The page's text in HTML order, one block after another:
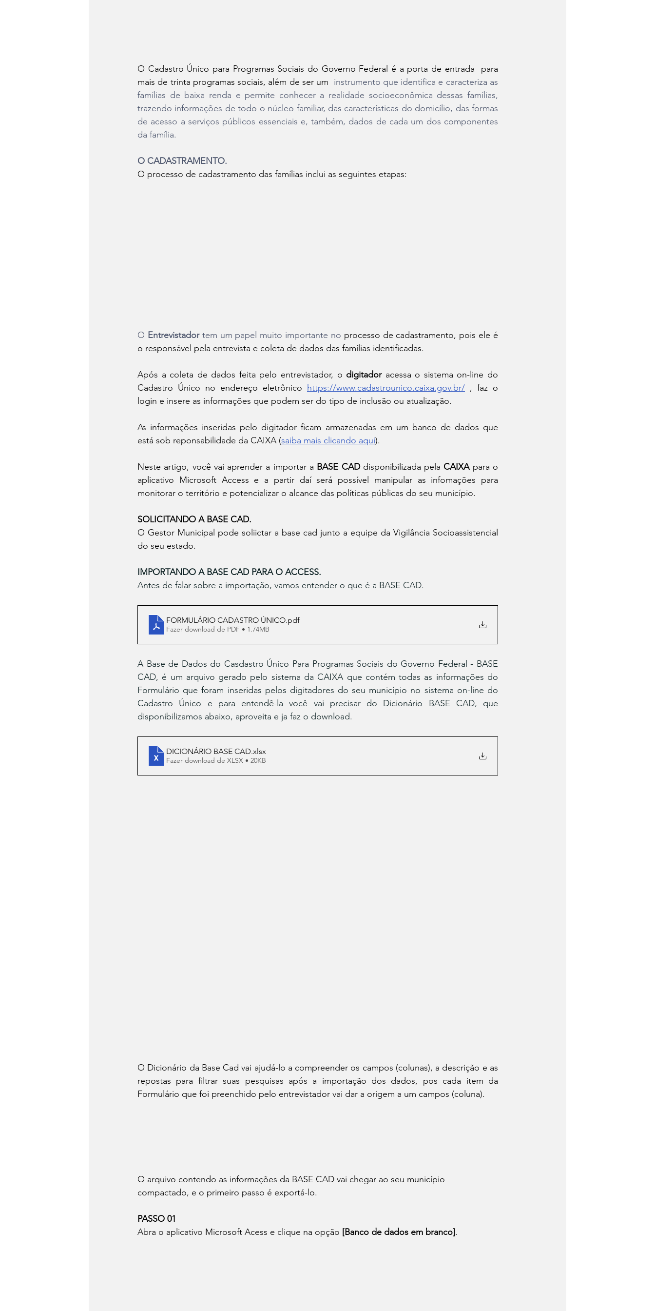
O Cadastro Único para Programas Sociais do Governo Federal é a porta de entrada  para
mais de trinta programas sociais, além de ser um instrumento que identifica e caracteriza as
famílias de baixa renda e permite conhecer a realidade socioeconômica dessas famílias,
trazendo informações de todo o núcleo familiar, das características do domicílio, das formas
de acesso a serviços públicos essenciais e, também, dados de cada um dos componentes
da família.
O CADASTRAMENTO.
O processo de cadastramento das famílias inclui as seguintes etapas:
O Entrevistador tem um papel muito importante no processo de cadastramento, pois ele é
o responsável pela entrevista e coleta de dados das famílias identificadas.
Após a coleta de dados feita pelo entrevistador, o digitador acessa o sistema on-line do
Cadastro Único no endereço eletrônico https://www.cadastrounico.caixa.gov.br/ , faz o
login e insere as informações que podem ser do tipo de inclusão ou atualização.
As informações inseridas pelo digitador ficam armazenadas em um banco de dados que
está sob reponsabilidade da CAIXA (saiba mais clicando aqui).
Neste artigo, você vai aprender a importar a BASE CAD disponibilizada pela CAIXA para o
aplicativo Microsoft Access e a partir daí será possível manipular as infomações para
monitorar o território e potencializar o alcance das políticas públicas do seu município.
SOLICITANDO A BASE CAD.
O Gestor Municipal pode soliictar a base cad junto a equipe da Vigilância Socioassistencial
do seu estado.
IMPORTANDO A BASE CAD PARA O ACCESS.
Antes de falar sobre a importação, vamos entender o que é a BASE CAD.
FORMULÁRIO CADASTRO ÚNICO.pdf
Fazer download de PDF • 1.74MB
A Base de Dados do Casdastro Único Para Programas Sociais do Governo Federal - BASE
CAD, é um arquivo gerado pelo sistema da CAIXA que contém todas as informações do
Formulário que foram inseridas pelos digitadores do seu município no sistema on-line do
Cadastro Único e para entendê-la você vai precisar do Dicionário BASE CAD, que
disponibilizamos abaixo, aproveita e ja faz o download.
DICIONÁRIO BASE CAD.xlsx
Fazer download de XLSX • 20KB
O Dicionário da Base Cad vai ajudá-lo a compreender os campos (colunas), a descrição e as
repostas para filtrar suas pesquisas após a importação dos dados, pos cada item da
Formulário que foi preenchido pelo entrevistador vai dar a origem a um campos (coluna).
O arquivo contendo as informações da BASE CAD vai chegar ao seu município
compactado, e o primeiro passo é exportá-lo.
PASSO 01
Abra o aplicativo Microsoft Acess e clique na opção [Banco de dados em branco].